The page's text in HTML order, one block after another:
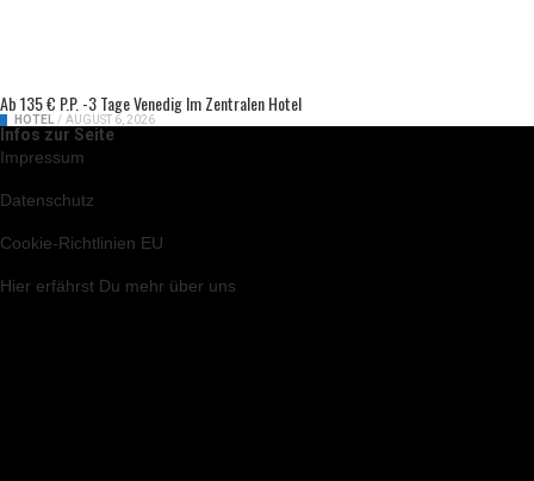
Ab 135 € P.P. -3 Tage Venedig Im Zentralen Hotel
HOTEL / AUGUST 6, 2026
Infos zur Seite
Impressum
Datenschutz
Cookie-Richtlinien EU
Hier erfährst Du mehr über uns